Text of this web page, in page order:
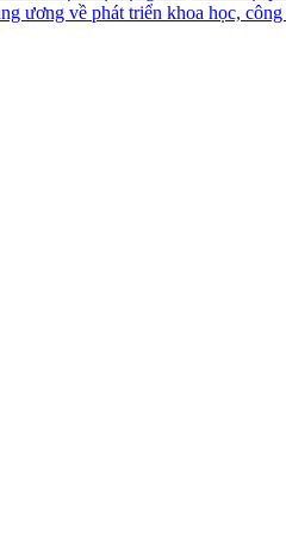
về phát triển khoa học,